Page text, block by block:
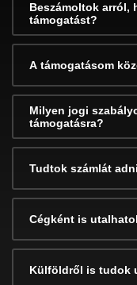
Beszámoltok arról,
támogatást?
A támogatásom
Milyen jogi
támogatásra?
Tudtok számlát
Cégként is
Külföldről is tudok